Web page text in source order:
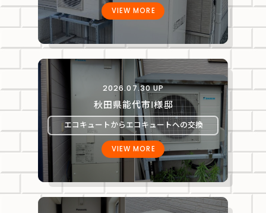
VIEW MORE
2026.07.30 UP
秋田県能代市Ⅰ様邸
エコキュートからエコキュートへの交換
VIEW MORE